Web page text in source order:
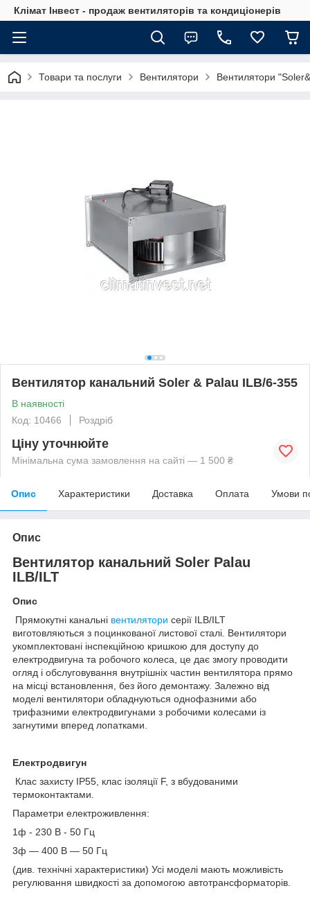
Клімат Інвест - продаж вентиляторів та кондиціонерів
Товари та послуги Вентилятори Вентилятори
Вентилятор канальний Soler & Palau ILB/6-355
В наявності
Код: 10466
Роздріб
Ціну уточнюйте
Мінімальна сума замовлення на сайті — 1 500 ₴
Опис Характеристики Доставка Оплата Умови
Опис
Вентилятор канальний Soler Palau
ILB/ILT
Опис
Прямокутні канальні вентилятори серії ILB/ILT
виготовляються з поцинкованої листової сталі. Вентилятори
укомплектовані інспекційною кришкою для доступу до
електродвигуна та робочого колеса, це дає змогу проводити
огляд і обслуговування внутрішніх частин вентилятора прямо
на місці встановлення, без його демонтажу. Залежно від
моделі вентилятори обладнуються однофазними або
трифазними електродвигунами з робочими колесами із
загнутими вперед лопатками.
Електродвигун
Клас захисту IP55, клас ізоляції F, з вбудованими
термоконтактами.
Параметри електроживлення:
1ф - 230 В - 50 Гц
3ф — 400 В — 50 Гц
(див. технічні характеристики) Усі моделі мають можливість
регулювання швидкості за допомогою автотрансформаторів.